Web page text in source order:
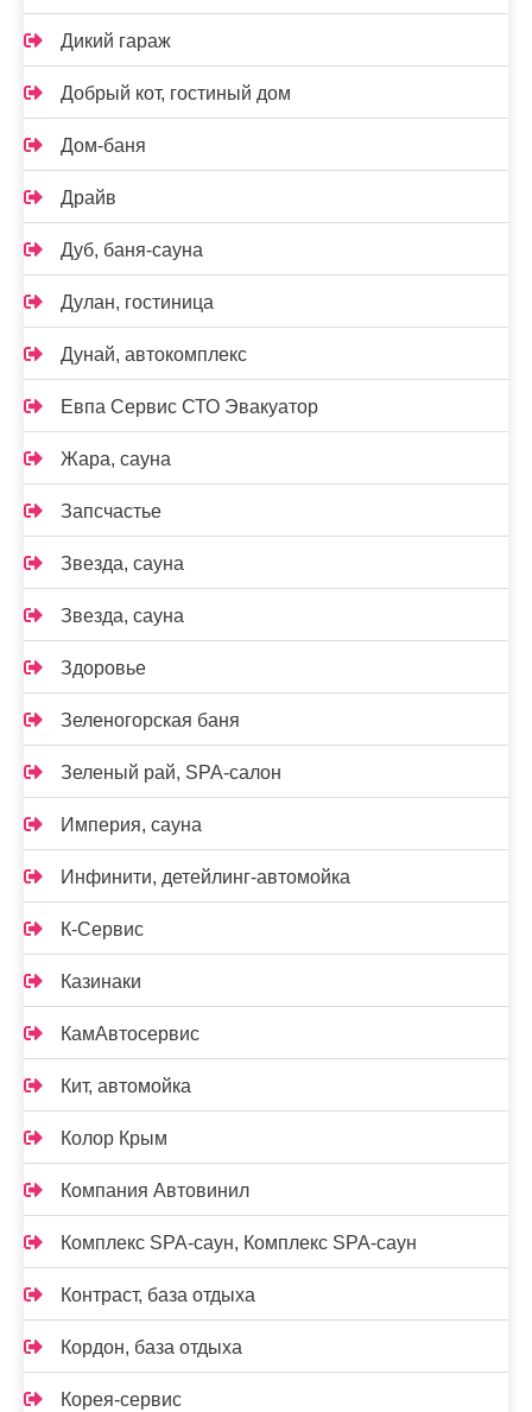
Дикий гараж
Добрый кот, гостиный дом
Дом-баня
Драйв
Дуб, баня-сауна
Дулан, гостиница
Дунай, автокомплекс
Евпа Сервис СТО Эвакуатор
Жара, сауна
Запсчастье
Звезда, сауна
Звезда, сауна
Здоровье
Зеленогорская баня
Зеленый рай, SPA-салон
Империя, сауна
Инфинити, детейлинг-автомойка
К-Сервис
Казинаки
КамАвтосервис
Кит, автомойка
Колор Крым
Компания Автовинил
Комплекс SPA-саун, Комплекс SPA-саун
Контраст, база отдыха
Кордон, база отдыха
Корея-сервис